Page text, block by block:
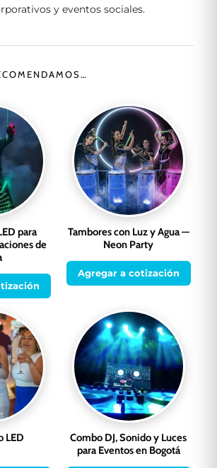
y eventos sociales.
para
de
Tambores con Luz y Agua —
Neon Party
Agregar a cotización
LED
Combo DJ, Sonido y Luces
para Eventos en Bogotá